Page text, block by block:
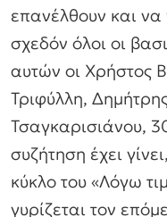
επανέλθουν και
σχεδόν όλοι οι
αυτών οι Χρήστος
Τριφύλλη,
Τσαγκαρισιάνου,
συζήτηση έχει
κύκλο του «Λόγω
γυρίζεται τον